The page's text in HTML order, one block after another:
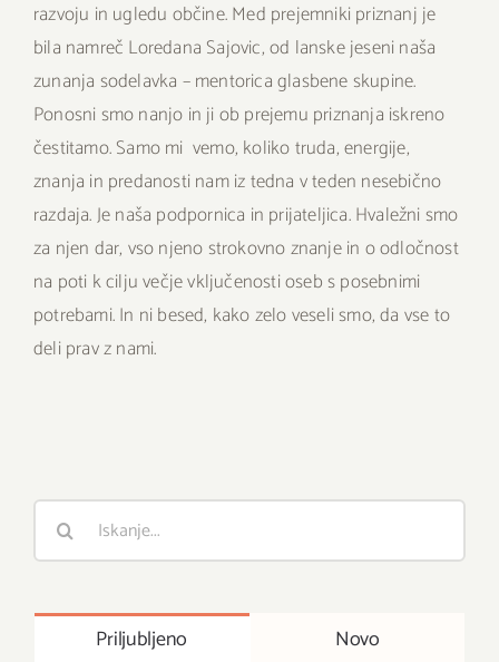
razvoju in ugledu občine. Med prejemniki priznanj je
bila namreč Loredana Sajovic, od lanske jeseni naša
zunanja sodelavka – mentorica glasbene skupine.
Ponosni smo nanjo in ji ob prejemu priznanja iskreno
čestitamo. Samo mi vemo, koliko truda, energije,
znanja in predanosti nam iz tedna v teden nesebično
razdaja. Je naša podpornica in prijateljica. Hvaležni smo
za njen dar, vso njeno strokovno znanje in o odločnost
na poti k cilju večje vključenosti oseb s posebnimi
potrebami. In ni besed, kako zelo veseli smo, da vse to
deli prav z nami.
Priljubljeno Novo